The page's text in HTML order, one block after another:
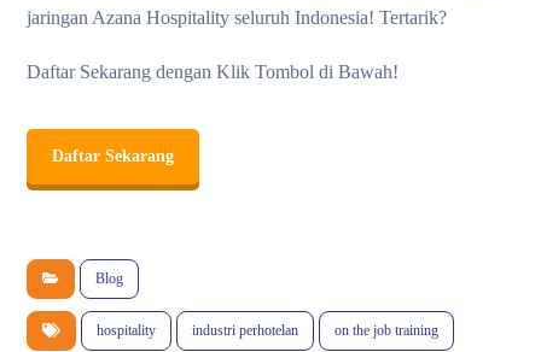
jaringan Azana Hospitality seluruh Indonesia! Tertarik?
Daftar Sekarang dengan Klik Tombol di Bawah!
Daftar Sekarang
Blog
hospitality industri perhotelan on the job training